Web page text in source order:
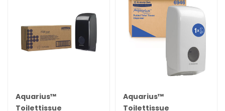
Aquarius™
Toilettissue
Aquarius™
Toilettissue